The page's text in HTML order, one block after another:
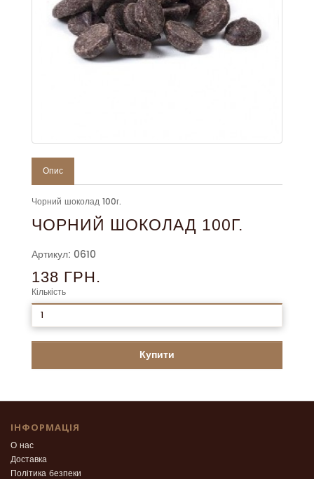
Опис
Чорний шоколад 100г.
ЧОРНИЙ ШОКОЛАД 100Г.
Артикул: 0610
138 ГРН.
Кількість
Купити
ІНФОРМАЦІЯ
О нас
Доставка
Політика безпеки